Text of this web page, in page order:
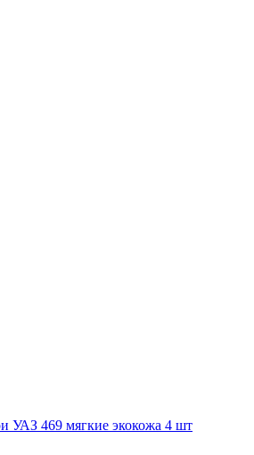
УАЗ 469 мягкие экокожа 4 шт